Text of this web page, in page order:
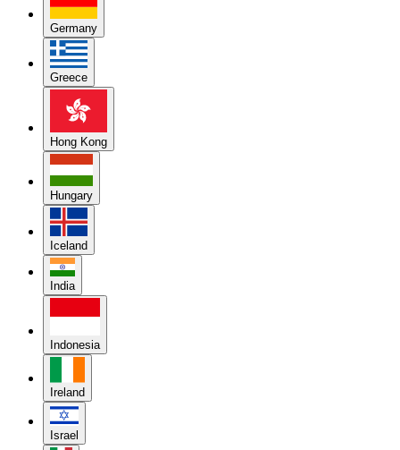
Germany
Greece
Hong Kong
Hungary
Iceland
India
Indonesia
Ireland
Israel